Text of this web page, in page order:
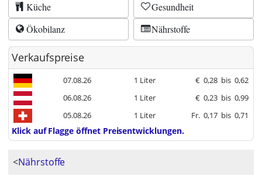
Küche
Gesundheit
Ökobilanz
Nährstoffe
Verkaufspreise
07.08.26 1 Liter € 0,28 bis 0,62
06.08.26
1 Liter € 0,23 bis 0,99
05.08.26
1 Liter Fr. 0,17 bis 0,71
Klick auf Flagge öffnet Preisentwicklungen.
<Nährstoffe